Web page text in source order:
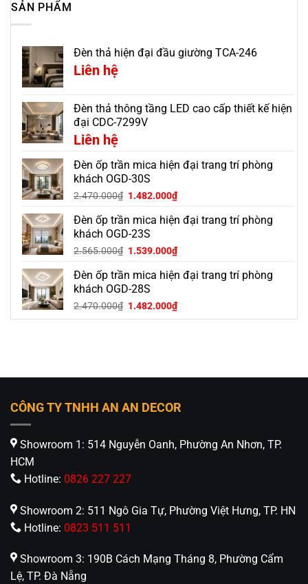
SẢN PHẨM
Đèn thả hiện đại đầu giường TCA-246
Liên hệ
Đèn thả thông tầng LED cao cấp thiết kế hiện
đại CDC-7299V
Liên hệ
Đèn ốp trần mica hiện đại trang trí phòng
khách OGD-30S
2.470.000₫ Giá
là:
2.470.000₫.
1.482.000₫Giá
tại
1.482.000₫.
Đèn ốp trần mica hiện đại trang trí phòng
khách OGD-23S
2.565.000₫ Giá
là:
2.565.000₫.
1.539.000₫Giá
tại
1.539.000₫.
Đèn ốp trần mica hiện đại trang trí phòng
khách OGD-28S
2.470.000₫ Giá
gốc
1.482.000₫Giá
hiện
CÔNG TY TNHH AN AN DECOR
Showroom 1: 514 Nguyễn Oanh, Phường An Nhơn, TP.
HCM
Hotline: 0826 227 227
Showroom 2: 511 Ngô Gia Tự, Phường Việt Hưng, TP. HN
Hotline: 0823 511 511
Showroom 3: 190B Cách Mạng Tháng 8, Phường Cẩm
Lệ, TP. Đà Nẵng